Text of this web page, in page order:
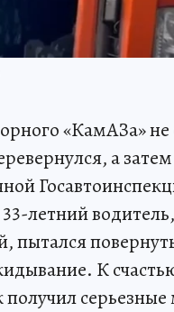
«КамАЗа»
а
летний
пытался
К
получил